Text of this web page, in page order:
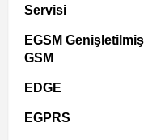
Servisi
EGSM Genişletilmiş
GSM
EDGE
EGPRS